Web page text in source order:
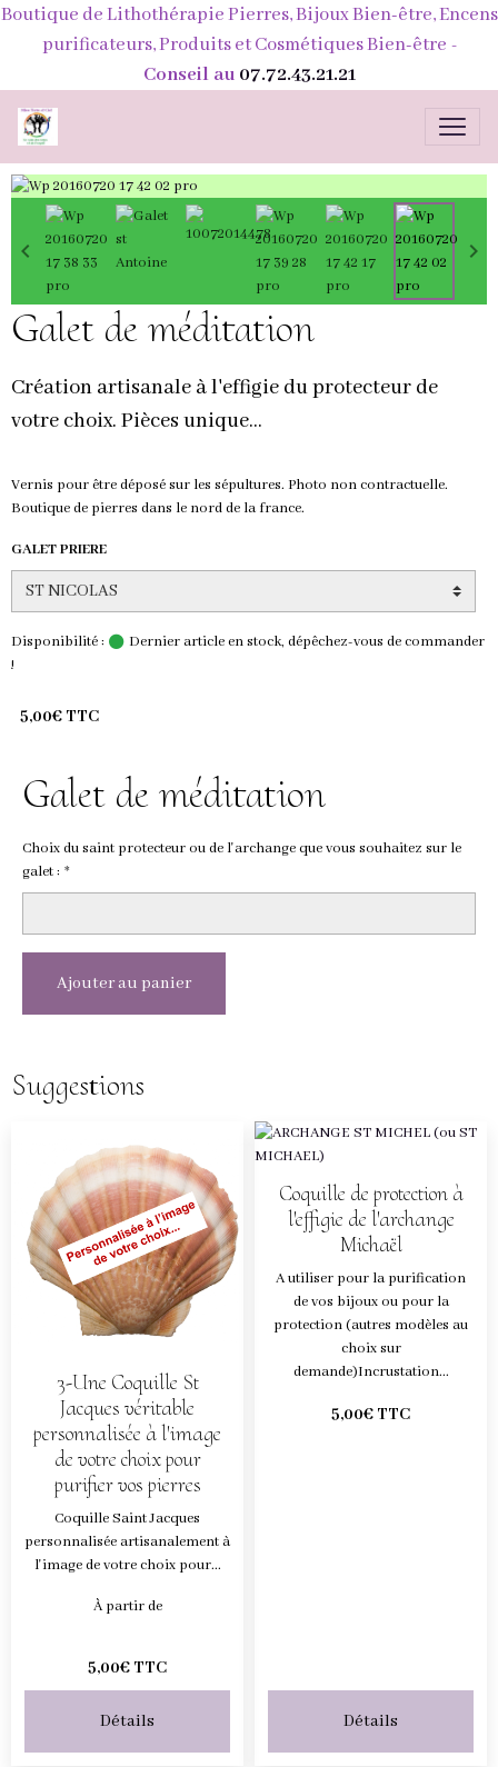
Boutique de Lithothérapie Pierres, Bijoux Bien-être, Encens
purificateurs, Produits et Cosmétiques Bien-être -
Conseil au 07.72.43.21.21
Galet de méditation
Création artisanale à l'effigie du protecteur de
votre choix. Pièces unique...
Vernis pour être déposé sur les sépultures. Photo non contractuelle.
Boutique de pierres dans le nord de la france.
GALET PRIERE
Disponibilité :
Dernier article en stock, dépêchez-vous de commander
!
5,00€ TTC
Galet de méditation
Choix du saint protecteur ou de l'archange que vous souhaitez sur le
galet :
Ajouter au panier
Suggestions
3-Une Coquille St
Jacques véritable
personnalisée à l'image
de votre choix pour
purifier vos pierres
Coquille Saint Jacques
personnalisée artisanalement à
l'image de votre choix pour...
À partir de
5,00€ TTC
Détails
Coquille de protection à
l'effigie de l'archange
Michaël
A utiliser pour la purification
de vos bijoux ou pour la
protection (autres modèles au
choix sur
demande)Incrustation...
5,00€ TTC
Détails